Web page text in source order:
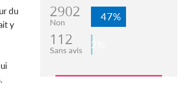
du
y
2902
Non 47%
112
Sans avis 2%